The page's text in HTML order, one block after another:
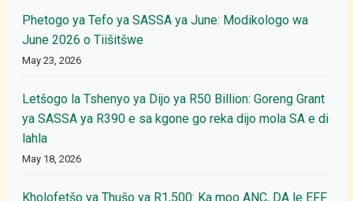
Phetogo ya Tefo ya SASSA ya June: Modikologo wa
June 2026 o Tiišitšwe
May 23, 2026
Letšogo la Tshenyo ya Dijo ya R50 Billion: Goreng Grant
ya SASSA ya R390 e sa kgone go reka dijo mola SA e di
lahla
May 18, 2026
Kholofetšo ya Thušo ya R1,500: Ka moo ANC, DA le EFF